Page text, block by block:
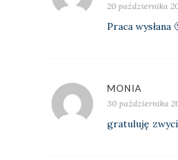
20 października
Praca wysłana
MONIA
30 października
gratuluję